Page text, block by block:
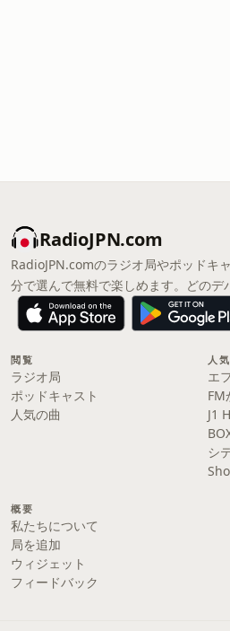
RadioJPN.com
RadioJPN.comのラジオ局やポッドキ
分で選んで無料で楽しめます。どのデ
閲覧
ラジオ局
ポッドキャスト
人気の曲
人気
エ
FM
J1
シ
概要
私たちについて
局を追加
ウィジェット
フィードバック